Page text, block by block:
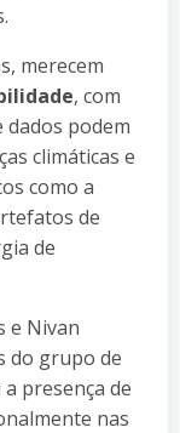
merecem
, com
dados podem
climáticas e
como a
de
de
e Nivan
do grupo de
presença de
nas